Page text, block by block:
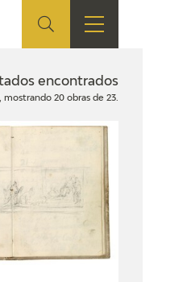
EDUCA
FICHAS ARASAAC
encontrados
mostrando 20 obras de 23.